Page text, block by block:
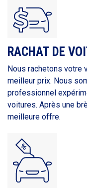
RACHAT DE
Nous rachetons votre
meilleur prix. Nous
professionnel
voitures. Après une
meilleure offre.